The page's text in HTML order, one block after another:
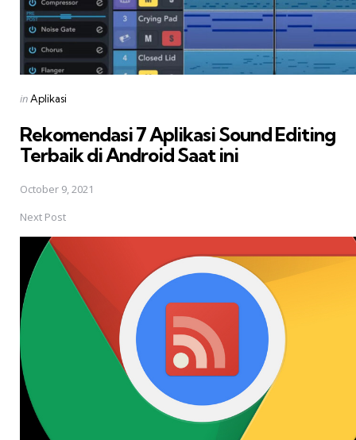
Posted
inAplikasi
Rekomendasi 7 Aplikasi Sound Editing
Terbaik di Android Saat ini
October 9, 2021
Next Post